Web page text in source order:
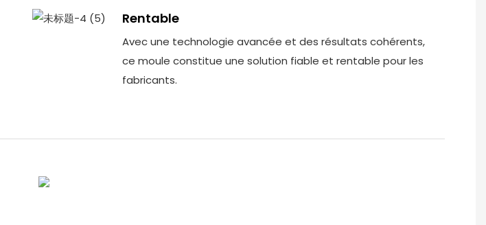
Rentable
Avec une technologie avancée et des résultats cohérents,
ce moule constitue une solution fiable et rentable pour les
fabricants.